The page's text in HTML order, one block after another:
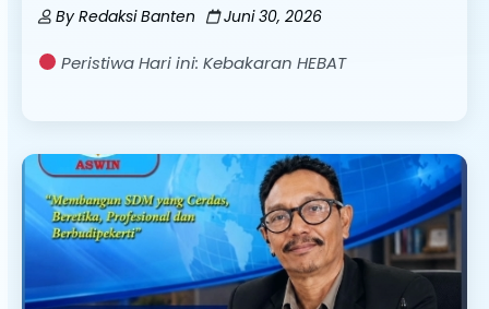
ByRedaksi Banten Juni 30, 2026
Peristiwa Hari ini: Kebakaran HEBAT